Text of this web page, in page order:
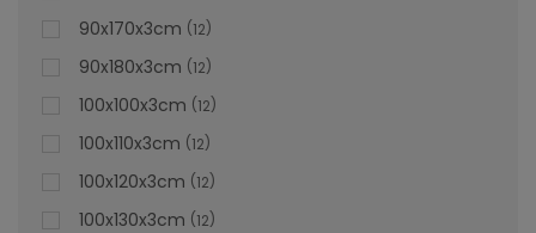
90x170x3cm 12
90x180x3cm 12
100x100x3cm 12
100x110x3cm 12
100x120x3cm 12
100x130x3cm 12